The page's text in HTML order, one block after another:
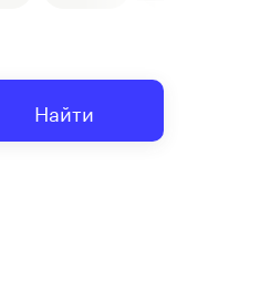
Найти